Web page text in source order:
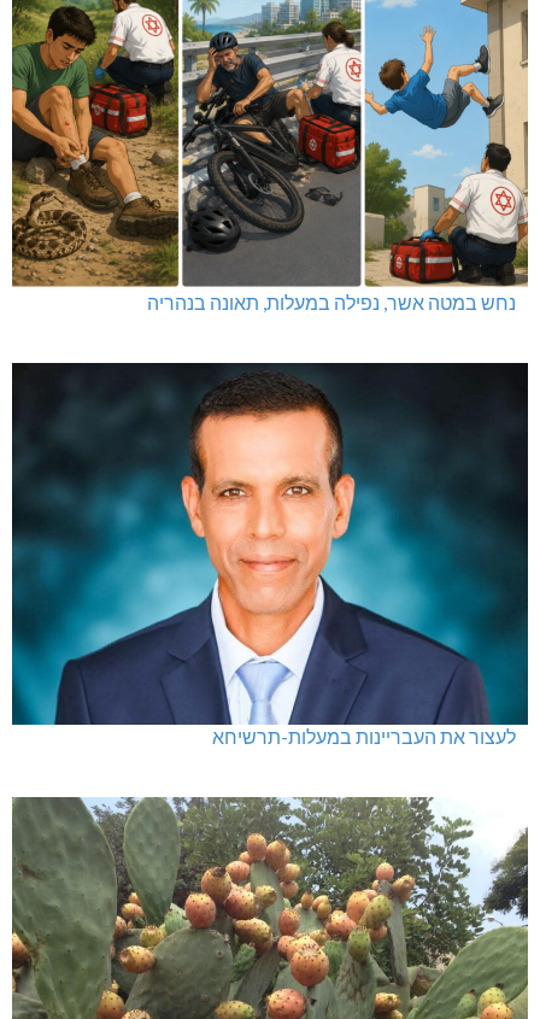
נחש במטה אשר, נפילה במעלות, תאונה בנהריה
לעצור את העבריינות במעלות-תרשיחא